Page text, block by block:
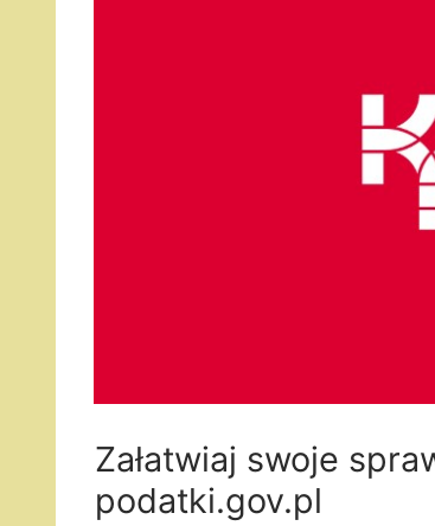
Załatwiaj swoje
podatki.gov.pl